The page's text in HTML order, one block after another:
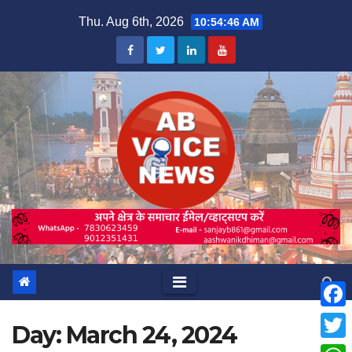
Thu. Aug 6th, 2026 10:54:47 AM
Day: March 24, 2024
F
a